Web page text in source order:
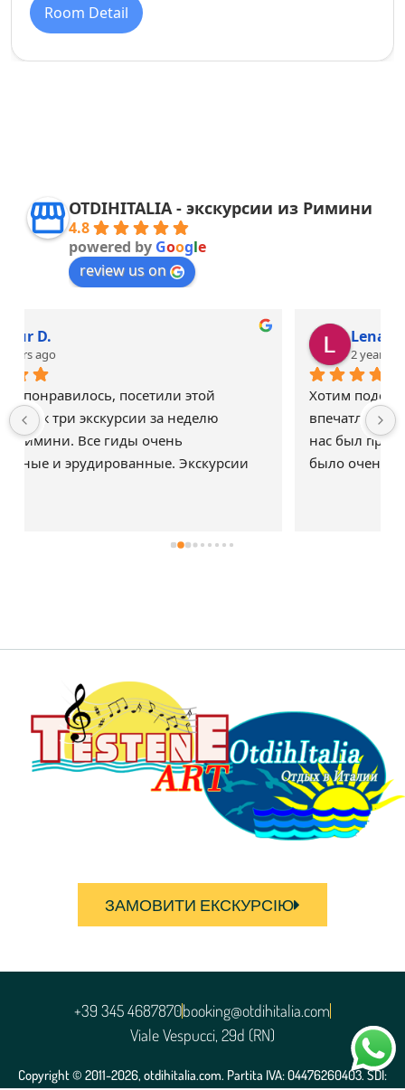
Room Detail
OTDIHITALIA - экскурсии из Римини
4.8
powered by Google
review us on
Хотим поделиться своими замечательными
впечатлениями от экскурсии в Сан-Марино. У
нас был прекрасный гид Алекс, с которым
было очень интересно и позновательно! Все
ЗАМОВИТИ ЕКСКУРСІЮ
Copyright © 2011-2026, otdihitalia.com. Partita IVA: 04476260403. SDI:
+39 345 4687870booking@otdihitalia.com
Viale Vespucci, 29d (RN)